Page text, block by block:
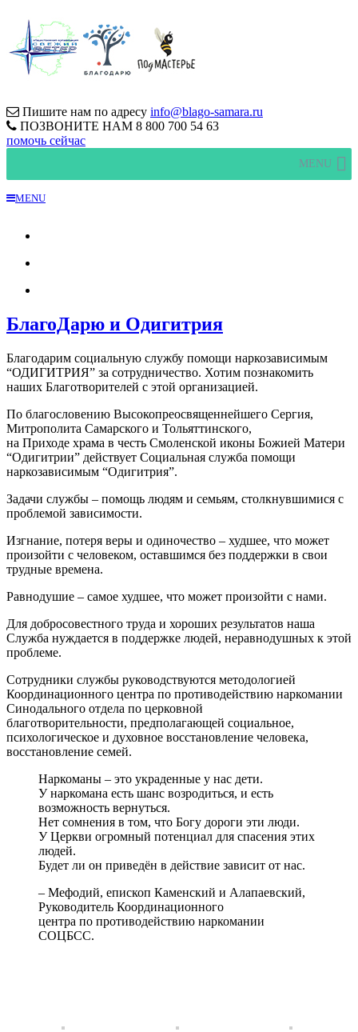
Пишите нам по адресу info@blago-samara.ru
ПОЗВОНИТЕ НАМ 8 800 700 54 63
помочь сейчас
MENU
MENU
БлагоДарю и Одигитрия
Благодарим социальную службу помощи наркозависимым
“ОДИГИТРИЯ” за сотрудничество. Хотим познакомить
наших Благотворителей с этой организацией.
По благословению Высокопреосвященнейшего Сергия,
Митрополита Самарского и Тольяттинского,
на Приходе храма в честь Смоленской иконы Божией Матери
“Одигитрии” действует Социальная служба помощи
наркозависимым “Одигитрия”.
Задачи службы – помощь людям и семьям, столкнувшимися с
проблемой зависимости.
Изгнание, потеря веры и одиночество – худшее, что может
произойти с человеком, оставшимся без поддержки в свои
трудные времена.
Равнодушие – самое худшее, что может произойти с нами.
Для добросовестного труда и хороших результатов наша
Служба нуждается в поддержке людей, неравнодушных к этой
проблеме.
Сотрудники службы руководствуются методологией
Координационного центра по противодействию наркомании
Синодального отдела по церковной
благотворительности, предполагающей социальное,
психологическое и духовное восстановление человека,
восстановление семей.
Наркоманы – это украденные у нас дети.
У наркомана есть шанс возродиться, и есть
возможность вернуться.
Нет сомнения в том, что Богу дороги эти люди.
У Церкви огромный потенциал для спасения этих
людей.
Будет ли он приведён в действие зависит от нас.
– Мефодий, епископ Каменский и Алапаевский,
Руководитель Координационного
центра по противодействию наркомании
СОЦБСС.